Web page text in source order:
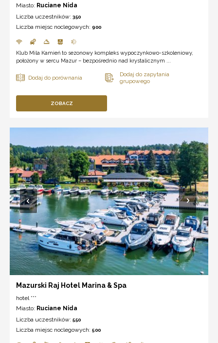
Miasto: Ruciane Nida
Liczba uczestników: 350
Liczba miejsc noclegowych: 900
Klub Mila Kamień to sezonowy kompleks wypoczynkowo-szkoleniowy,
położony w sercu Mazur – bezpośrednio nad krystalicznym ...
ZOBACZ
Mazurski Raj Hotel Marina & Spa
hotel ***
Miasto: Ruciane Nida
Liczba uczestników: 550
Liczba miejsc noclegowych: 500